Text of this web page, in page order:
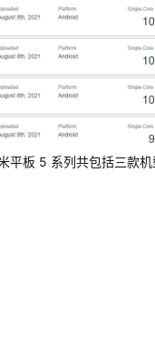
平板 5 系列共包括三款